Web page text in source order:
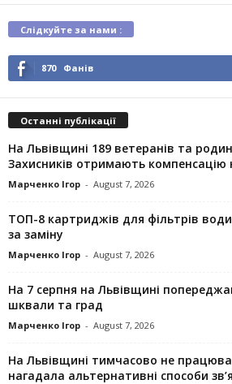
Слідкуйте за нами :
870 Фанів
Останні публікації
На Львівщині 189 ветеранів та
Захисників отримають
Марченко Ігор - August 7, 2026
ТОП-8 картриджів для фільтрів
за заміну
Марченко Ігор - August 7, 2026
На 7 серпня на Львівщині
шквали та град
Марченко Ігор - August 7, 2026
На Львівщині тимчасово не
нагадала альтернативні способи